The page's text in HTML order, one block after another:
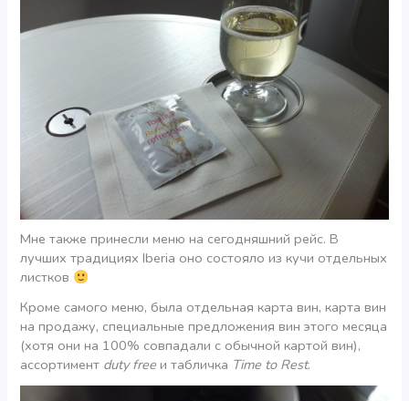
Мне также принесли меню на сегодняшний рейс. В
лучших традициях Iberia оно состояло из кучи отдельных
листков
Кроме самого меню, была отдельная карта вин, карта вин
на продажу, специальные предложения вин этого месяца
(хотя они на 100% совпадали с обычной картой вин),
ассортимент duty free и табличка Time to Rest.